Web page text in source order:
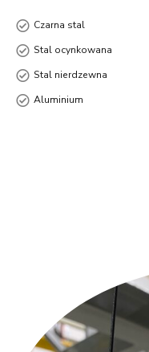
Czarna stal
Stal ocynkowana
Stal nierdzewna
Aluminium